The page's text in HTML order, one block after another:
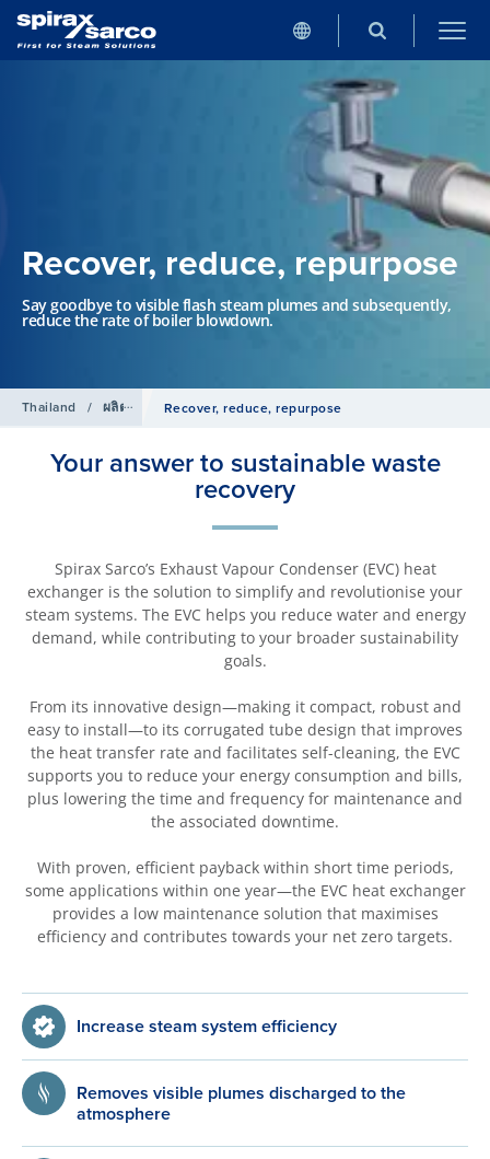
Recover, reduce, repurpose
Say goodbye to visible flash steam plumes and subsequently,
reduce the rate of boiler blowdown.
Thailand / ผลิตภัณฑ์ / Heat Transfer Solutions
Recover, reduce, repurpose
Your answer to sustainable waste
recovery
Spirax Sarco’s Exhaust Vapour Condenser (EVC) heat
exchanger is the solution to simplify and revolutionise your
steam systems. The EVC helps you reduce water and energy
demand, while contributing to your broader sustainability
goals.
From its innovative design—making it compact, robust and
easy to install—to its corrugated tube design that improves
the heat transfer rate and facilitates self-cleaning, the EVC
supports you to reduce your energy consumption and bills,
plus lowering the time and frequency for maintenance and
the associated downtime.
With proven, efficient payback within short time periods,
some applications within one year—the EVC heat exchanger
provides a low maintenance solution that maximises
efficiency and contributes towards your net zero targets.
Increase steam system efficiency
Removes visible plumes discharged to the
atmosphere